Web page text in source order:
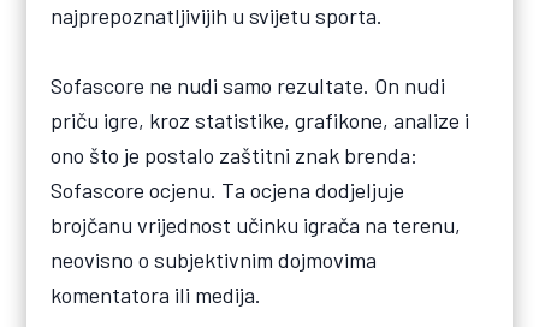
najprepoznatljivijih u svijetu sporta.
Sofascore ne nudi samo rezultate. On nudi
priču igre, kroz statistike, grafikone, analize i
ono što je postalo zaštitni znak brenda:
Sofascore ocjenu. Ta ocjena dodjeljuje
brojčanu vrijednost učinku igrača na terenu,
neovisno o subjektivnim dojmovima
komentatora ili medija.